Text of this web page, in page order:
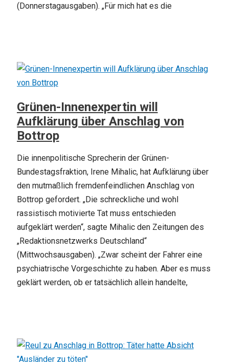
(Donnerstagausgaben). „Für mich hat es die
Grünen-Innenexpertin will
Aufklärung über Anschlag von
Bottrop
Die innenpolitische Sprecherin der Grünen-
Bundestagsfraktion, Irene Mihalic, hat Aufklärung über
den mutmaßlich fremdenfeindlichen Anschlag von
Bottrop gefordert. „Die schreckliche und wohl
rassistisch motivierte Tat muss entschieden
aufgeklärt werden“, sagte Mihalic den Zeitungen des
„Redaktionsnetzwerks Deutschland“
(Mittwochsausgaben). „Zwar scheint der Fahrer eine
psychiatrische Vorgeschichte zu haben. Aber es muss
geklärt werden, ob er tatsächlich allein handelte,